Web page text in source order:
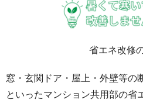
省エネ改修
窓・玄関ドア・屋上・外壁等の
といったマンション共用部の省